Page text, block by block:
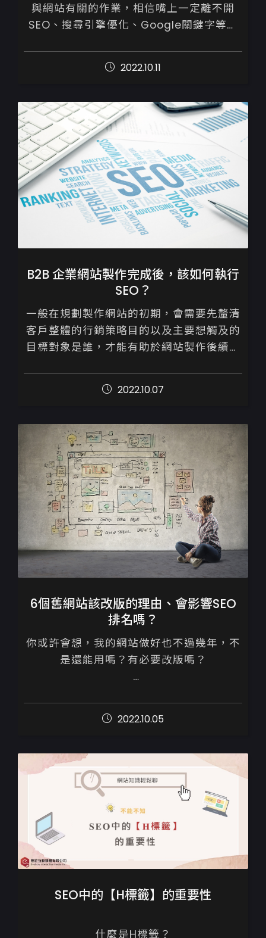
與網站有關的作業，相信嘴上一定離不開
SEO、搜尋引擎優化、Google關鍵字等專
之間的差別、意思，你也應該非常清楚。
如...
2022.10.11
B2B 企業網站製作完成後，該如何執行
SEO？
一般在規劃製作網站的初期，會需要先釐清
客戶整體的行銷策略目的以及主要想觸及的
目標對象是誰，才能有助於網站製作後續進
B2B與B2C兩者於網站設計與後續的行銷操
2022.10.07
6個舊網站該改版的理由、會影響SEO
排名嗎？
你或許會想，我的網站做好也不過幾年，不
是還能用嗎？有必要改版嗎？
搜尋引擎的機制日新月異，短短的3~5年就
可以有很大的變化，
2022.10.05
SEO中的【H標籤】的重要性
什麼是H標籤？